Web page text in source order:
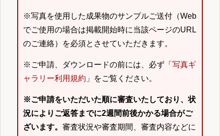
※写真を使用した成果物のサンプルご送付（Web
でご使用の場合は掲載開始時に当該ページのURL
のご連絡）を必須とさせていただきます。
※ご申請、ダウンロードの前には、必ず「 写真ギ
ャラリー利用規約 」をご覧ください。
※ご申請をいただいた順に審査いたしており、状
況によりご返答までに2週間前後かかる場合がご
ざいます。 審査状況や審査期間、審査内容などに